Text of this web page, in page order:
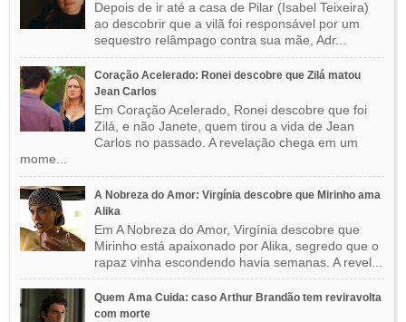
Depois de ir até a casa de Pilar (Isabel Teixeira)
ao descobrir que a vilã foi responsável por um
sequestro relâmpago contra sua mãe, Adr...
Coração Acelerado: Ronei descobre que Zilá matou
Jean Carlos
Em Coração Acelerado, Ronei descobre que foi
Zilá, e não Janete, quem tirou a vida de Jean
Carlos no passado. A revelação chega em um
mome...
A Nobreza do Amor: Virgínia descobre que Mirinho ama
Alika
Em A Nobreza do Amor, Virgínia descobre que
Mirinho está apaixonado por Alika, segredo que o
rapaz vinha escondendo havia semanas. A revel...
Quem Ama Cuida: caso Arthur Brandão tem reviravolta
com morte